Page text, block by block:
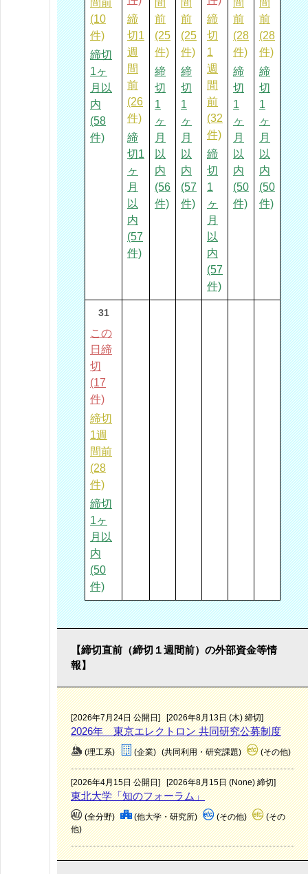
間前
(10
件)
締切
1ヶ
月以
内
(58
件)
締
切1
週
間
前
(26
件)
締
切1
ヶ
月
以
内
(57
件)
間
前
(25
件)
締
切
1
ヶ
月
以
内
(56
件)
間
前
(25
件)
締
切
1
ヶ
月
以
内
(57
件)
締
切
1
週
間
前
(32
件)
締
切
1
ヶ
月
以
内
(57
件)
間
前
(28
件)
締
切
1
ヶ
月
以
内
(50
件)
間
前
(28
件)
締
切
1
ヶ
月
以
内
(50
件)
31
この
日締
切
(17
件)
締切
1週
間前
(28
件)
締切
1ヶ
月以
内
(50
件)
【締切直前（締切１週間前）の外部資金等情
報】
[2026年7月24日 公開日] [2026年8月13日 (木) 締切]
2026年 東京エレクトロン 共同研究公募制度
(理工系) (企業) (共同利用・研究課題) (その他)
[2026年4月15日 公開日] [2026年8月15日 (None) 締切]
東北大学「知のフォーラム」
(全分野) (他大学・研究所) (その他)
(その
他)